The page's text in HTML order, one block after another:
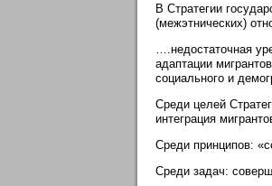
В Стратегии
(межэтнических)
….недостаточная
адаптации
социального и
Среди целей
интеграция
Среди принципов:
Среди задач: